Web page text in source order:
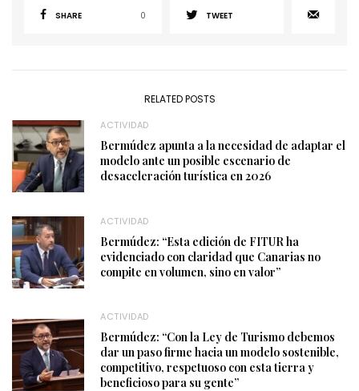
SHARE 0 TWEET
RELATED POSTS
ACTIVIDAD
Bermúdez apunta a la necesidad de adaptar el
modelo ante un posible escenario de
desaceleración turística en 2026
ACTIVIDAD
Bermúdez: “Esta edición de FITUR ha
evidenciado con claridad que Canarias no
compite en volumen, sino en valor”
ACTIVIDAD
Bermúdez: “Con la Ley de Turismo debemos
dar un paso firme hacia un modelo sostenible,
competitivo, respetuoso con esta tierra y
beneficioso para su gente”